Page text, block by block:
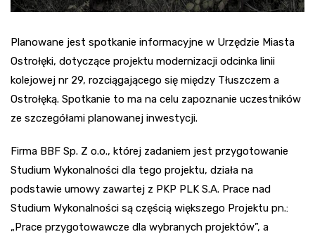
Planowane jest spotkanie informacyjne w Urzędzie Miasta
Ostrołęki, dotyczące projektu modernizacji odcinka linii
kolejowej nr 29, rozciągającego się między Tłuszczem a
Ostrołęką. Spotkanie to ma na celu zapoznanie uczestników
ze szczegółami planowanej inwestycji.
Firma BBF Sp. Z o.o., której zadaniem jest przygotowanie
Studium Wykonalności dla tego projektu, działa na
podstawie umowy zawartej z PKP PLK S.A. Prace nad
Studium Wykonalności są częścią większego Projektu pn.:
„Prace przygotowawcze dla wybranych projektów”, a